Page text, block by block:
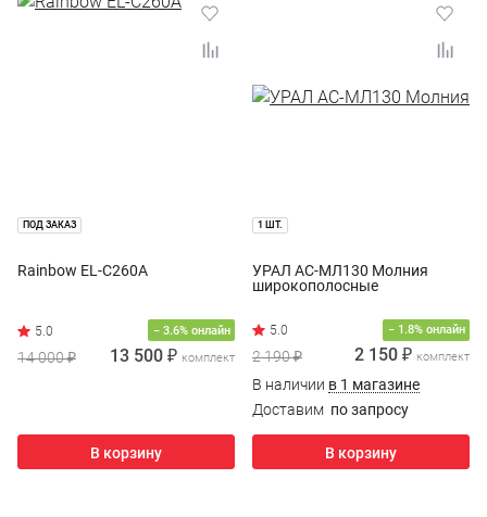
ПОД ЗАКАЗ
Rainbow EL-C260A
− 3.6% онлайн
14 000 ₽ 13 500 ₽ комплект
В корзину
1 ШТ.
УРАЛ АС-МЛ130 Молния
широкополосные
− 1.8% онлайн
2 190 ₽ 2 150 ₽ комплект
В наличии в 1 магазине
Доставим по запросу
В корзину